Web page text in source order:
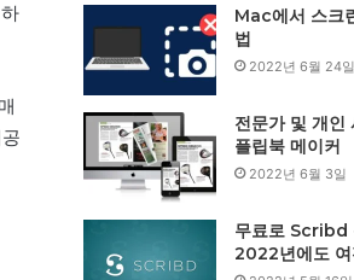
Mac에서 스크
법
2022년 6월 24일
전문가 및 개인
플립북 메이커
2022년 6월 3일
무료로 Scribd
2022년에도 여